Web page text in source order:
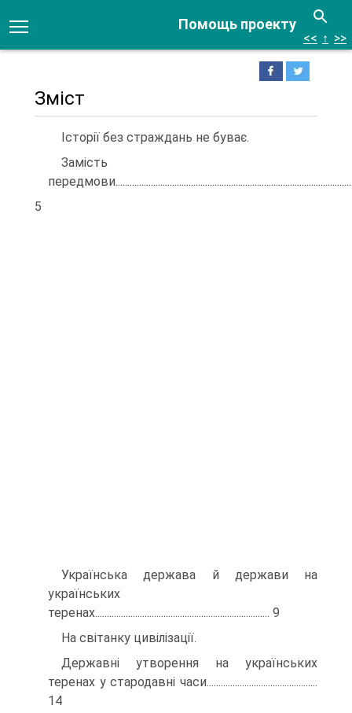
Помощь проекту
<< ↑ >>
Зміст
Історії без страждань не буває.
Замість
5
Українська держава й держави на
українських
теренах.......................................................................... 9
На світанку цивілізації.
Державні утворення на українських
теренах у стародавні часи...............................................
14